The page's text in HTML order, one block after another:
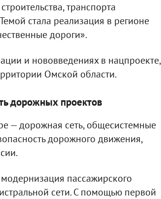
транспорта
стала реализация в регионе
дороги».
и нововведениях в нацпроекте,
Омской области.
дорожных проектов
— дорожная сеть, общесистемные
дорожного движения,
пассажирского
сети. С помощью первой